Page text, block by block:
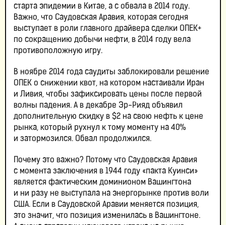
старта эпидемии в Китае, а с обвала в 2014 году.
Важно, что Саудовская Аравия, которая сегодня
выступает в роли главного драйвера сделки ОПЕК+
по сокращению добычи нефти, в 2014 году вела
противоположную игру.
В ноябре 2014 года саудиты заблокировали решение
ОПЕК о снижении квот, на котором настаивали Иран
и Ливия, чтобы зафиксировать цены после первой
волны падения. А в декабре Эр-Рияд объявил
дополнительную скидку в $2 на свою нефть к цене
рынка, который рухнул к тому моменту на 40%
и затормозился. Обвал продолжился.
Почему это важно? Потому что Саудовская Аравия
с момента заключения в 1944 году «пакта Куинси»
является фактическим доминионом Вашингтона
и ни разу не выступала на энергорынке против воли
США. Если в Саудовской Аравии меняется позиция,
это значит, что позиция изменилась в Вашингтоне.